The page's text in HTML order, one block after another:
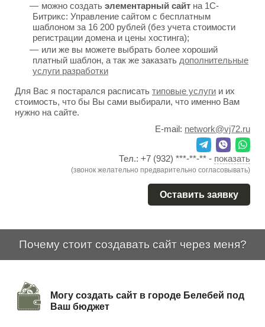
можно создать элементарный сайт на 1С-
Битрикс: Управление сайтом с бесплатным
шаблоном за 16 200 рублей (без учета стоимости
регистрации домена и цены хостинга);
или же вы можете выбрать более хороший
платный шаблон, а так же заказать дополнительные
услуги разработки
Для Вас я постарался расписать типовые услуги и их
стоимость, что бы Вы сами выбирали, что именно Вам
нужно на сайте.
E-mail: network@vj72.ru
Тел.: +7 (932) ***-**-** - показать
(звонок желательно предварительно согласовывать)
Оставить заявку
Почему стоит создавать сайт через меня?
Могу создать сайт в городе Белебей под
Ваш бюджет